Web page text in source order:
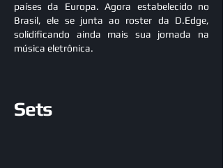
países da Europa. Agora estabelecido no
Brasil, ele se junta ao roster da D.Edge,
solidificando ainda mais sua jornada na
música eletrônica.
Sets